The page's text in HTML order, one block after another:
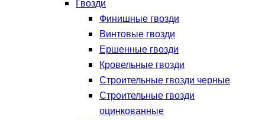
Гвозди
Финишные гвозди
Винтовые гвозди
Ершенные гвозди
Кровельные гвозди
Строительные гвозди черные
Строительные гвозди
оцинкованные